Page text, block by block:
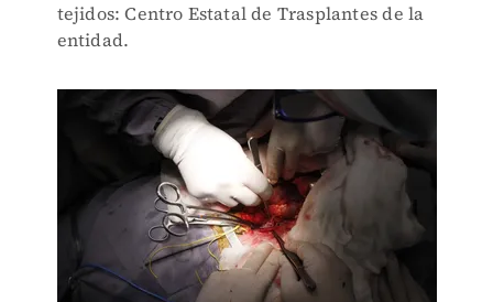
tejidos: Centro Estatal de Trasplantes de la
entidad.